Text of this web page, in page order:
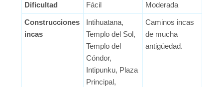
Dificultad Fácil Moderada
Construcciones
incas
Intihuatana,
Templo del Sol,
Templo del
Cóndor,
Intipunku, Plaza
Principal,
Caminos incas
de mucha
antigüedad.